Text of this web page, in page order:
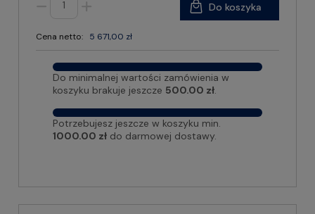
Cena netto: 5 671,00 zł
Do koszyka
Do minimalnej wartości zamówienia w
koszyku brakuje jeszcze 500.00 zł.
Potrzebujesz jeszcze w koszyku min.
1000.00 zł do darmowej dostawy.